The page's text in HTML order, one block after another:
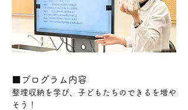
■プログラム内容
整理収納を学び、子どもたちのできるを増や
そう！